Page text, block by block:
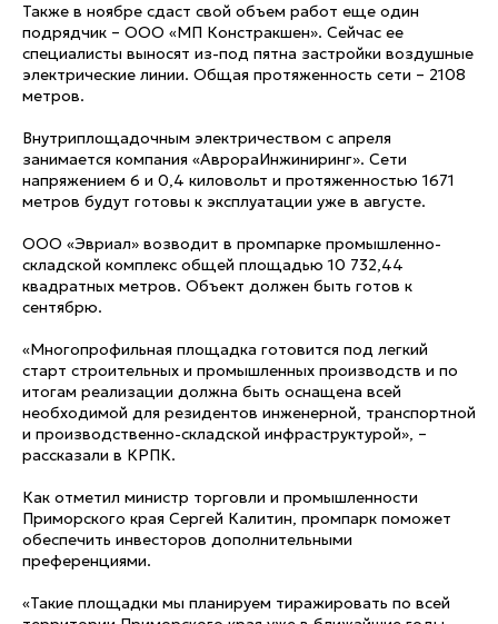
Также в ноябре сдаст свой объем работ еще один
подрядчик – ООО «МП Констракшен». Сейчас ее
специалисты выносят из-под пятна застройки воздушные
электрические линии. Общая протяженность сети – 2108
метров.
Внутриплощадочным электричеством с апреля
занимается компания «АврораИнжиниринг». Сети
напряжением 6 и 0,4 киловольт и протяженностью 1671
метров будут готовы к эксплуатации уже в августе.
ООО «Эвриал» возводит в промпарке промышленно-
складской комплекс общей площадью 10 732,44
квадратных метров. Объект должен быть готов к
сентябрю.
«Многопрофильная площадка готовится под легкий
старт строительных и промышленных производств и по
итогам реализации должна быть оснащена всей
необходимой для резидентов инженерной, транспортной
и производственно-складской инфраструктурой», –
рассказали в КРПК.
Как отметил министр торговли и промышленности
Приморского края Сергей Калитин, промпарк поможет
обеспечить инвесторов дополнительными
преференциями.
«Такие площадки мы планируем тиражировать по всей